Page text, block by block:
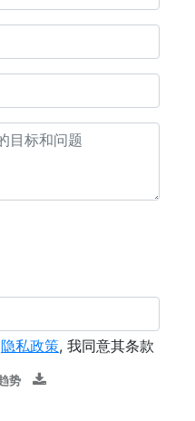
隐私政策, 我同意其条款
势